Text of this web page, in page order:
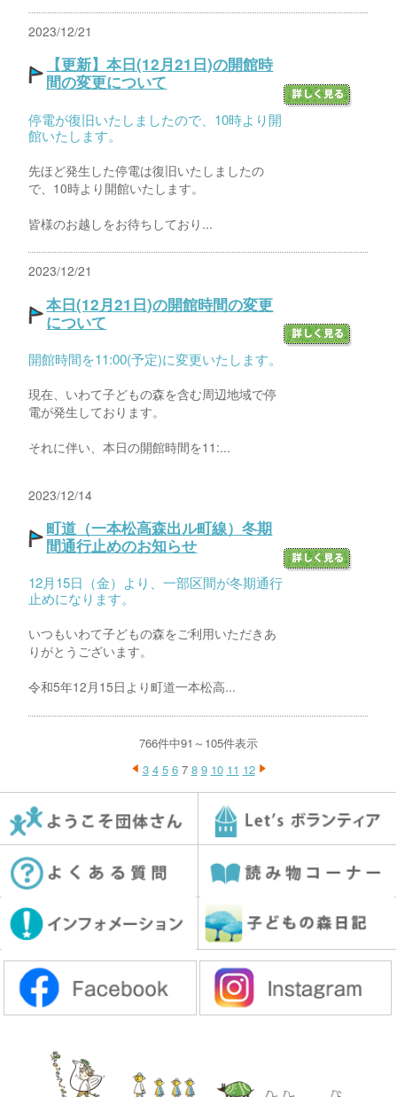
2023/12/21
【更新】本日(12月21日)の開館時
間の変更について
停電が復旧いたしましたので、10時より開
館いたします。
先ほど発生した停電は復旧いたしましたの
で、10時より開館いたします。
皆様のお越しをお待ちしており...
2023/12/21
本日(12月21日)の開館時間の変更
について
開館時間を11:00(予定)に変更いたします。
現在、いわて子どもの森を含む周辺地域で停
電が発生しております。
それに伴い、本日の開館時間を11:...
2023/12/14
町道（一本松高森出ル町線）冬期
間通行止めのお知らせ
12月15日（金）より、一部区間が冬期通行
止めになります。
いつもいわて子どもの森をご利用いただきあ
りがとうございます。
令和5年12月15日より町道一本松高...
766件中91～105件表示
3 4 5 67 8 9 10 11 12